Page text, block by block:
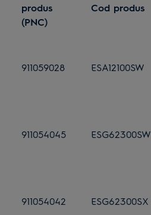
produs
(PNC)
Cod produs
911059028 ESA12100SW
911054045 ESG62300SW
911054042 ESG62300SX